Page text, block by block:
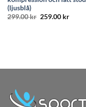
(ljusblå)
299.00kr Det
259.00 krDet